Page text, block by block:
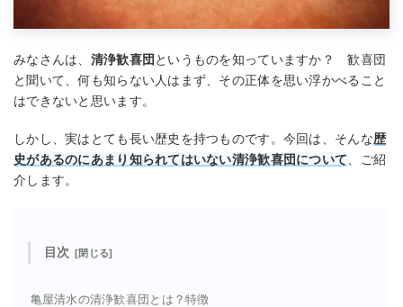
みなさんは、 清浄歓喜団というものを知っていますか？ 歓喜団
と聞いて、何も知らない人はまず、その正体を思い浮かべること
はできないと思います。
しかし、実はとても長い歴史を持つものです。今回は、そんな歴
史があるのにあまり知られてはいない清浄歓喜団について 、ご紹
介します。
目次
亀屋清水の清浄歓喜団とは？特徴